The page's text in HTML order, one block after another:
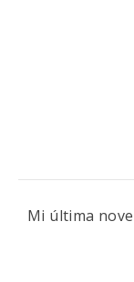
Mi última